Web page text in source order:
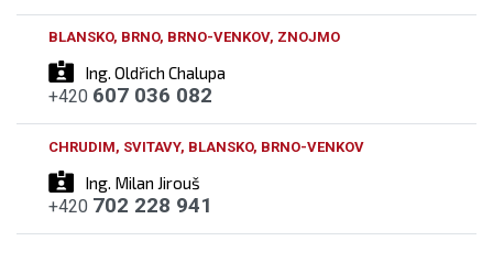
Ing. Oldřich Chalupa
BLANSKO, BRNO, BRNO-VENKOV, ZNOJMO
+420 607 036 082
Ing. Milan Jirouš
CHRUDIM, SVITAVY, BLANSKO, BRNO-VENKOV
+420 702 228 941